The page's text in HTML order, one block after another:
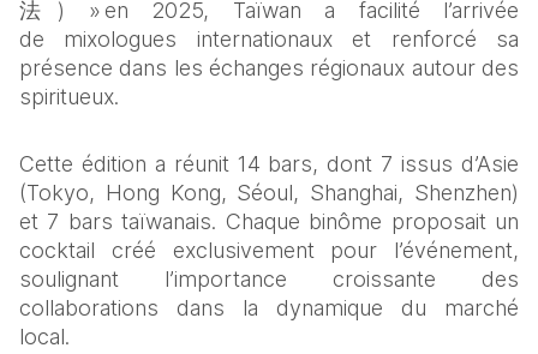
法) » en 2025, Taïwan a facilité l’arrivée
de mixologues internationaux et renforcé sa
présence dans les échanges régionaux autour des
spiritueux.
Cette édition a réunit 14 bars, dont 7 issus d’Asie
(Tokyo, Hong Kong, Séoul, Shanghai, Shenzhen)
et 7 bars taïwanais. Chaque binôme proposait un
cocktail créé exclusivement pour l’événement,
soulignant l’importance croissante des
collaborations dans la dynamique du marché
local.